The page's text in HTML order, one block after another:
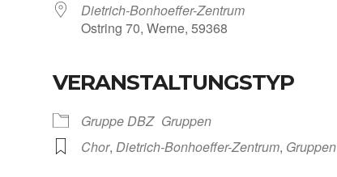
Dietrich-Bonhoeffer-Zentrum
Ost­ring 70, Wer­ne, 59368
VERANSTALTUNGSTYP
Grup­pe DBZ Grup­pen
Chor, Dietrich-Bonhoeffer-Zentrum, Grup­pen